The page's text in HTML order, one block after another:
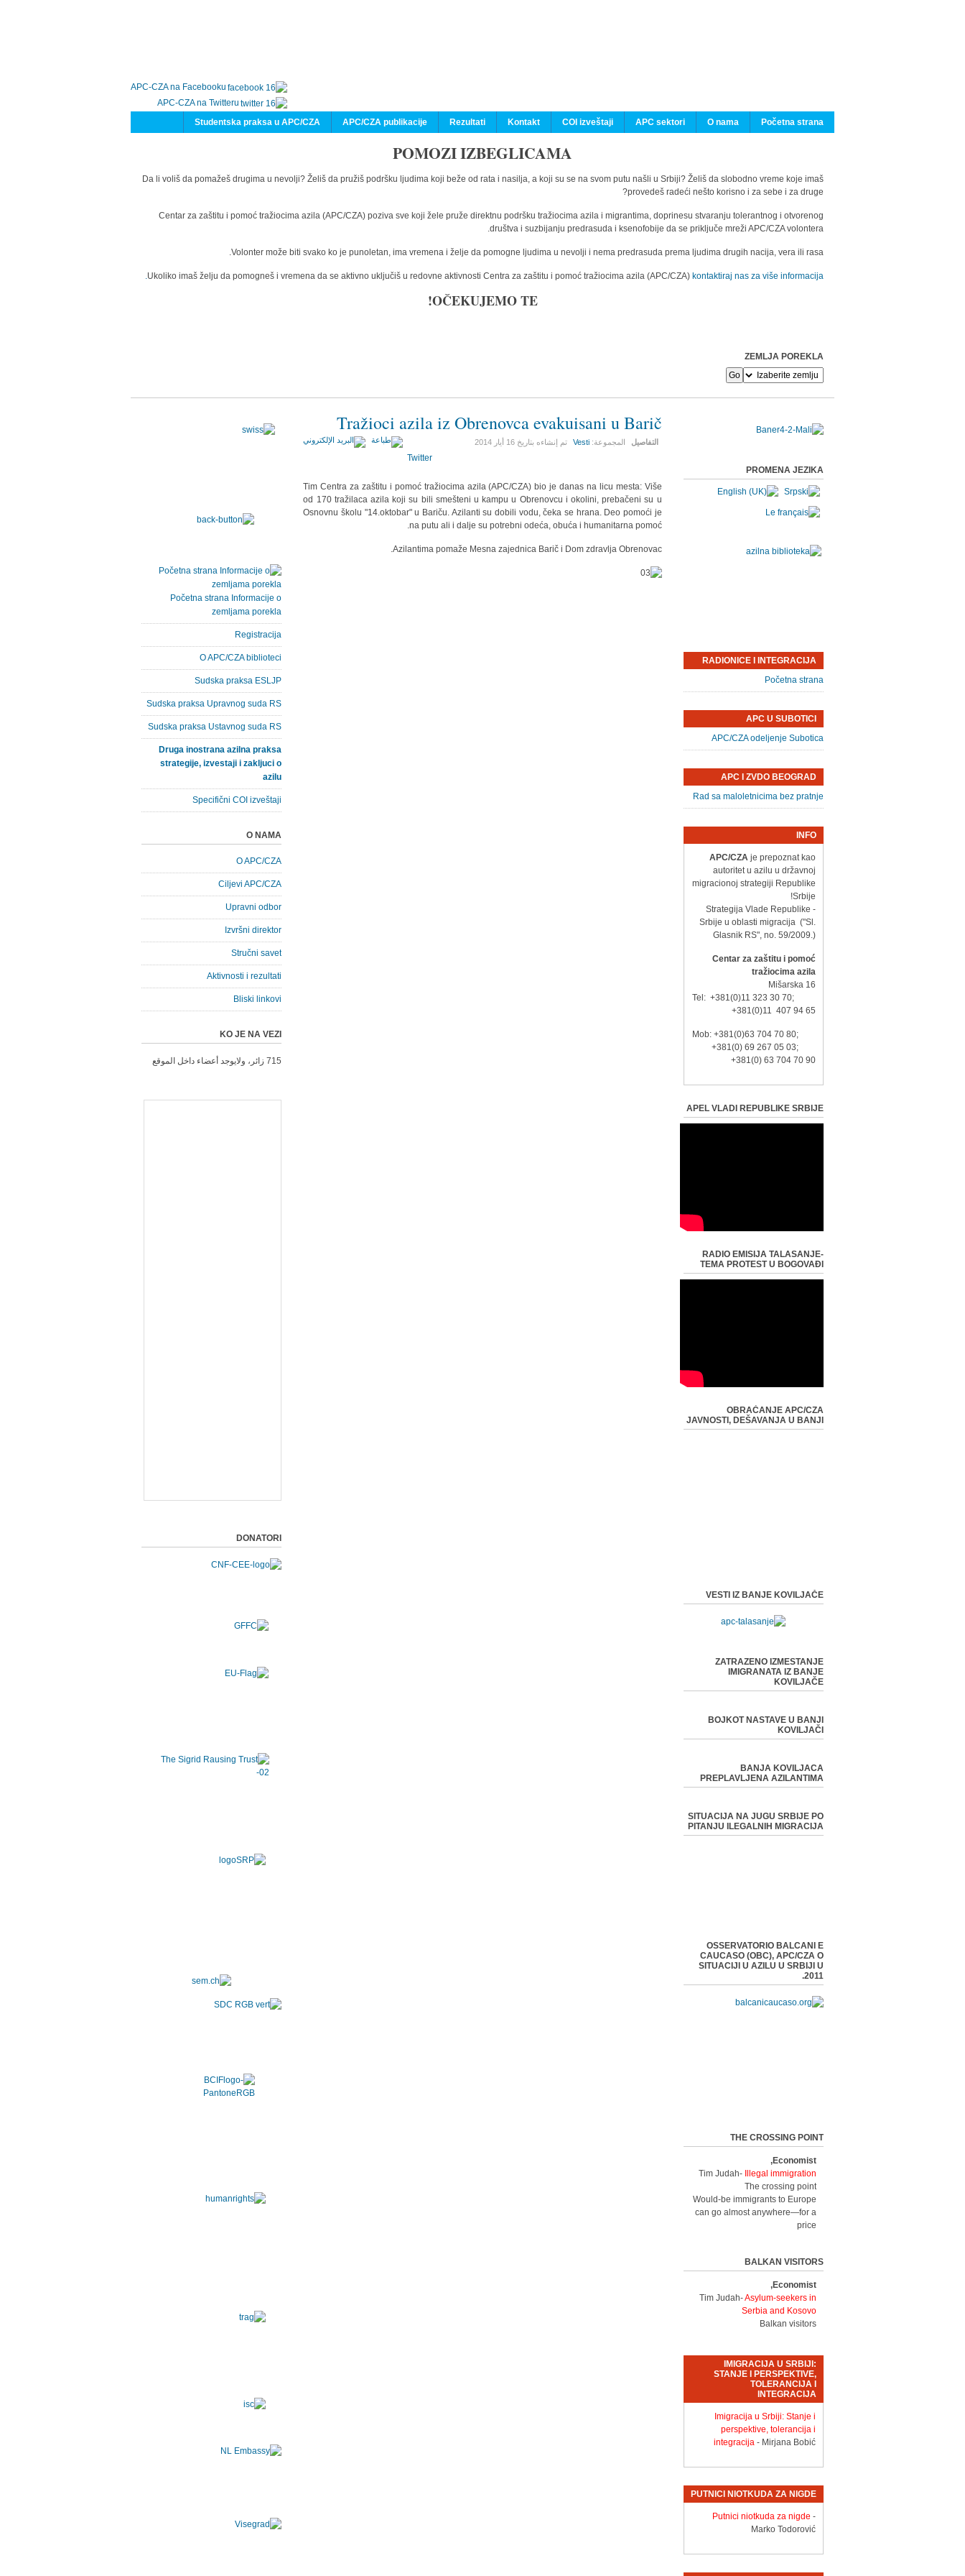
APC-CZA na Facebooku
APC-CZA na Twitteru
Početna strana
O nama
APC sektori
COI izveštaji
Kontakt
Rezultati
APC/CZA publikacije
Studentska praksa u APC/CZA
POMOZI IZBEGLICAMA
Da li voliš da pomažeš drugima u nevolji? Želiš da pružiš podršku ljudima koji beže od rata i nasilja, a koji su se na svom putu našli u Srbiji? Želiš da slobodno vreme koje imaš
provedeš radeći nešto korisno i za sebe i za druge?
Centar za zaštitu i pomoć tražiocima azila (APC/CZA) poziva sve koji žele pruže direktnu podršku tražiocima azila i migrantima, doprinesu stvaranju tolerantnog i otvorenog
društva i suzbijanju predrasuda i ksenofobije da se priključe mreži APC/CZA volontera.
Volonter može biti svako ko je punoletan, ima vremena i želje da pomogne ljudima u nevolji i nema predrasuda prema ljudima drugih nacija, vera ili rasa.
Ukoliko imaš želju da pomogneš i vremena da se aktivno uključiš u redovne aktivnosti Centra za zaštitu i pomoć tražiocima azila (APC/CZA) kontaktiraj nas za više informacija.
OČEKUJEMO TE!
ZEMLJA POREKLA
Tražioci azila iz Obrenovca evakuisani u Barič
التفاصيل المجموعة:Vesti تم إنشاءه بتاريخ16 أيار 2014
Twitter
Tim Centra za zaštitu i pomoć tražiocima azila (APC/CZA) bio je danas na licu mesta: Više
od 170 tražilaca azila koji su bili smešteni u kampu u Obrenovcu i okolini, prebačeni su u
Osnovnu školu "14.oktobar" u Bariču. Azilanti su dobili vodu, čeka se hrana. Deo pomoći je
na putu ali i dalje su potrebni odeća, obuća i humanitarna pomoć.
Azilantima pomaže Mesna zajednica Barič i Dom zdravlja Obrenovac.
Početna strana Informacije o
zemljama porekla
Registracija
O APC/CZA biblioteci
Sudska praksa ESLJP
Sudska praksa Upravnog suda RS
Sudska praksa Ustavnog suda RS
Druga inostrana azilna praksa
strategije, izvestaji i zakljuci o
azilu
Specifični COI izveštaji
O NAMA
O APC/CZA
Ciljevi APC/CZA
Upravni odbor
Izvršni direktor
Stručni savet
Aktivnosti i rezultati
Bliski linkovi
KO JE NA VEZI
715 زائر، ولايوجد أعضاء داخل الموقع
DONATORI
PROMENA JEZIKA
RADIONICE I INTEGRACIJA
Početna strana
APC U SUBOTICI
APC/CZA odeljenje Subotica
APC I ZVDO BEOGRAD
Rad sa maloletnicima bez pratnje
INFO
APC/CZA je prepoznat kao
autoritet u azilu u državnoj
migracionoj strategiji Republike
Srbije!
- Strategija Vlade Republike
Srbije u oblasti migracija ("Sl.
Glasnik RS", no. 59/2009.)
Centar za zaštitu i pomoć
tražiocima azila
Mišarska 16
Tel: +381(0)11 323 30 70;
+381(0)11 407 94 65
Mob: +381(0)63 704 70 80;
+381(0) 69 267 05 03;
+381(0) 63 704 70 90
APEL VLADI REPUBLIKE SRBIJE
RADIO EMISIJA TALASANJE-
TEMA PROTEST U BOGOVAĐI
OBRAĆANJE APC/CZA
JAVNOSTI, DEŠAVANJA U BANJI
VESTI IZ BANJE KOVILJAČE
ZATRAZENO IZMESTANJE
IMIGRANATA IZ BANJE
KOVILJAČE
BOJKOT NASTAVE U BANJI
KOVILJAČI
BANJA KOVILJACA
PREPLAVLJENA AZILANTIMA
SITUACIJA NA JUGU SRBIJE PO
PITANJU ILEGALNIH MIGRACIJA
OSSERVATORIO BALCANI E
CAUCASO (OBC), APC/CZA O
SITUACIJI U AZILU U SRBIJI U
2011.
THE CROSSING POINT
Economist,
Tim Judah-
Illegal immigration
The crossing point
Would-be immigrants to Europe
can go almost anywhere—for a
price
BALKAN VISITORS
Economist,
Tim Judah-Asylum-seekers in
Serbia and Kosovo
Balkan visitors
IMIGRACIJA U SRBIJI:
STANJE I PERSPEKTIVE,
TOLERANCIJA I
INTEGRACIJA
Imigracija u Srbiji: Stanje i
perspektive, tolerancija i
integracija - Mirjana Bobić
PUTNICI NIOTKUDA ZA NIGDE
Putnici niotkuda za nigde -
Marko Todorović